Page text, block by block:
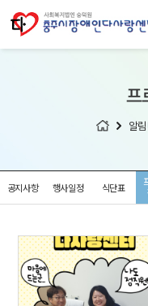
프
알
공지사항 행사일정 식단표